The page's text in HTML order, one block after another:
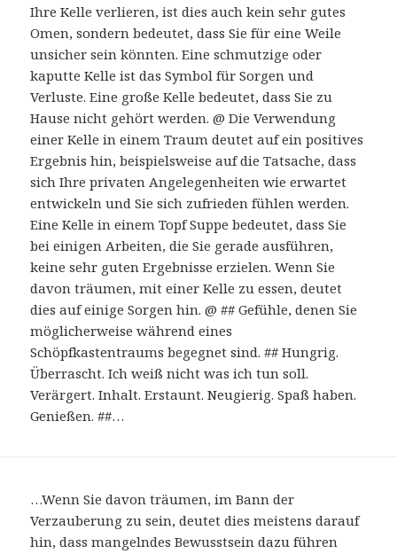
Ihre Kelle verlieren, ist dies auch kein sehr gutes
Omen, sondern bedeutet, dass Sie für eine Weile
unsicher sein könnten. Eine schmutzige oder
kaputte Kelle ist das Symbol für Sorgen und
Verluste. Eine große Kelle bedeutet, dass Sie zu
Hause nicht gehört werden. @ Die Verwendung
einer Kelle in einem Traum deutet auf ein positives
Ergebnis hin, beispielsweise auf die Tatsache, dass
sich Ihre privaten Angelegenheiten wie erwartet
entwickeln und Sie sich zufrieden fühlen werden.
Eine Kelle in einem Topf Suppe bedeutet, dass Sie
bei einigen Arbeiten, die Sie gerade ausführen,
keine sehr guten Ergebnisse erzielen. Wenn Sie
davon träumen, mit einer Kelle zu essen, deutet
dies auf einige Sorgen hin. @ ## Gefühle, denen Sie
möglicherweise während eines
Schöpfkastentraums begegnet sind. ## Hungrig.
Überrascht. Ich weiß nicht was ich tun soll.
Verärgert. Inhalt. Erstaunt. Neugierig. Spaß haben.
Genießen. ##…
…Wenn Sie davon träumen, im Bann der
Verzauberung zu sein, deutet dies meistens darauf
hin, dass mangelndes Bewusstsein dazu führen